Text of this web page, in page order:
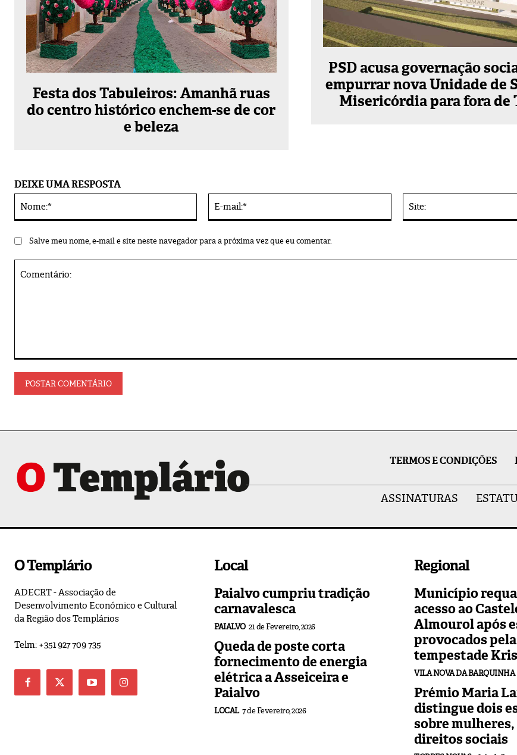
Festa dos Tabuleiros: Amanhã ruas
do centro histórico enchem-se de cor
e beleza
PSD acusa governação
empurrar nova Unidade de
Misericórdia para fora de
DEIXE UMA RESPOSTA
mail:*
Salve meu nome, e-mail e site neste navegador para a próxima vez que eu comentar.
TERMOS E CONDIÇÕES
ASSINATURAS
O Templário
ADECRT - Associação de
Desenvolvimento Económico e Cultural
da Região dos Templários
Telm: +351 927 709 735
Local
Paialvo cumpriu tradição
carnavalesca
PAIALVO 21 de Fevereiro, 2026
Queda de poste corta
fornecimento de energia
elétrica a Asseiceira e
Paialvo
LOCAL 7 de Fevereiro, 2026
Regional
Município
acesso ao
Almourol após
provocados pela
tempestade
VILA NOVA DA BARQUINHA
Prémio Maria
distingue dois
sobre mulheres,
direitos sociais